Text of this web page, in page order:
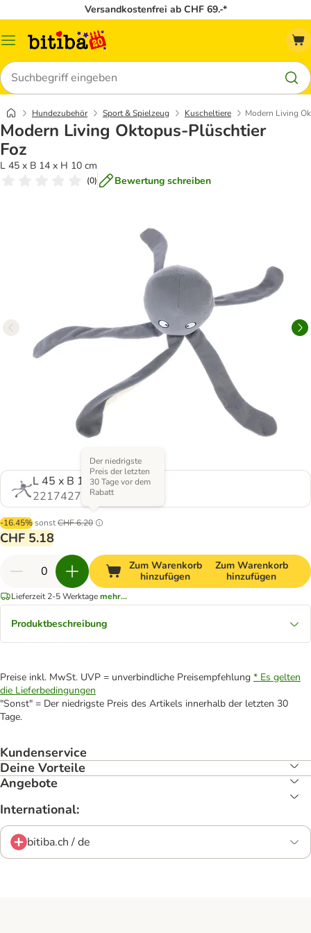
Versandkostenfrei ab CHF 69.-*
Menü
Suchen
Hundezubehör Sport & Spielzeug Kuscheltiere Modern Living
Modern Living Oktopus-Plüschtier
Foz
L 45 x B 14 x H 10 cm
(0) Bewertung schreiben
L 45 x B 14 x H 10 cm
2217427.0
-16.45%sonstCHF 6.20
Der niedrigste
Preis der letzten
30 Tage vor dem
Rabatt
CHF 5.18
Zum Warenkorb
hinzufügen
Zum Warenkorb
hinzufügen
Lieferzeit 2-5 Werktagemehr...
Produktbeschreibung
Preise inkl. MwSt. UVP = unverbindliche Preisempfehlung * Es gelten
die Lieferbedingungen
"Sonst" = Der niedrigste Preis des Artikels innerhalb der letzten 30
Tage.
Kundenservice
Deine Vorteile
Angebote
International:
bitiba.ch / de